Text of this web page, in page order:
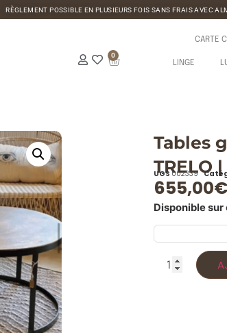
RÈGLEMENT POSSIBLE EN PLUSIEURS FOIS SANS FRAIS AVEC
0
CARTE
LINGE
Tables
TRELO
UGS002339
655,00€
Disponible sur